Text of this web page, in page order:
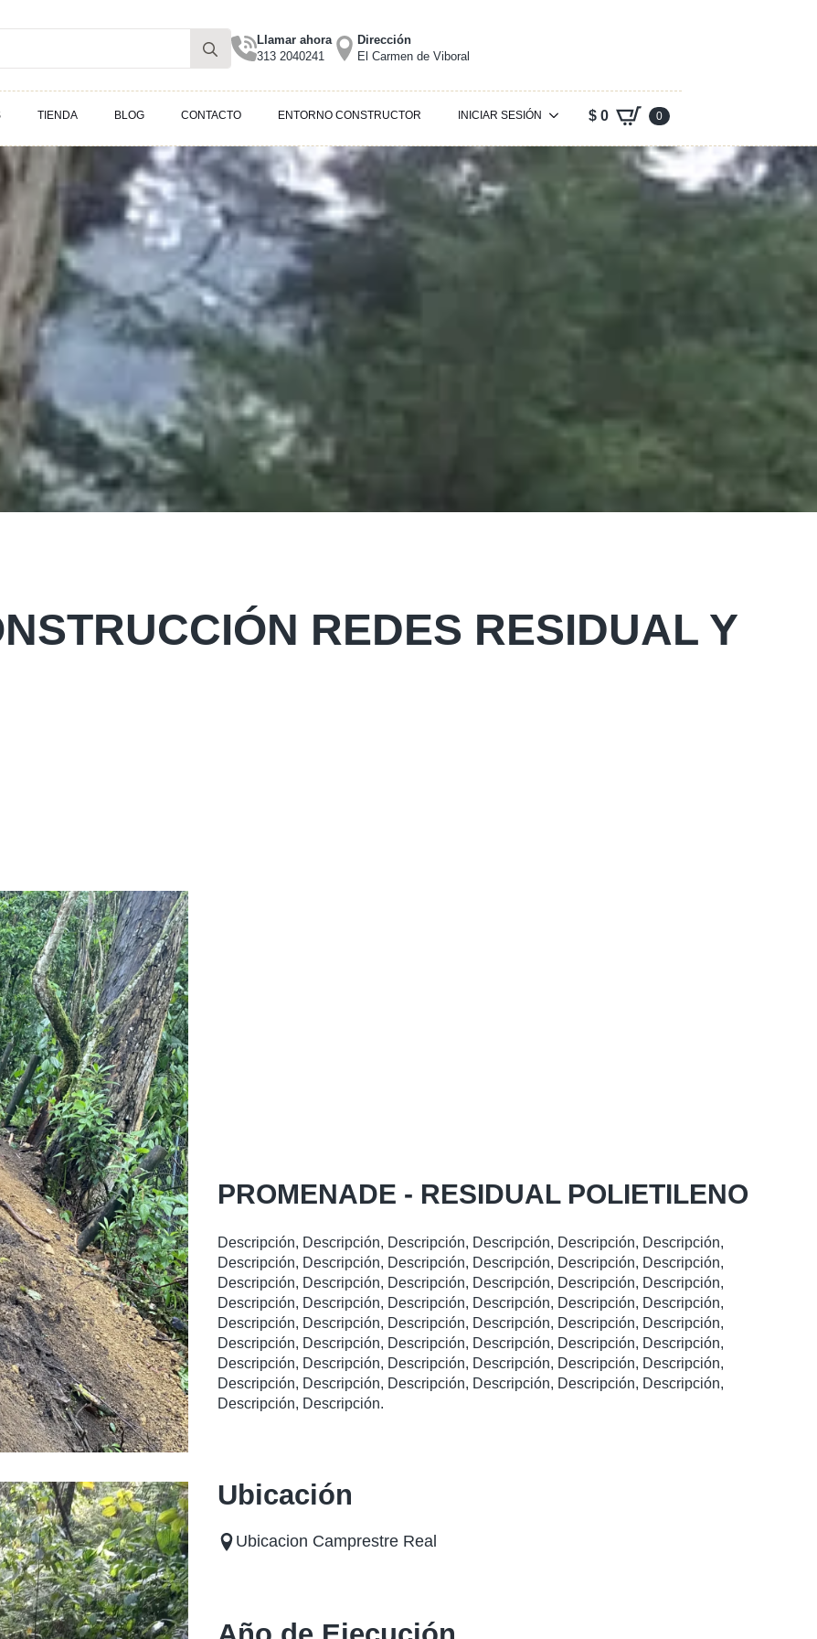
Search
for:
Llamar ahora
313 2040241
Dirección
El Carmen de Viboral
TIENDA BLOG CONTACTO ENTORNO CONSTRUCTOR INICIAR SESIÓN $0 0
REDES RESIDUAL Y
PROMENADE - RESIDUAL POLIETILENO
Descripción, Descripción, Descripción, Descripción, Descripción, Descripción,
Descripción, Descripción, Descripción, Descripción, Descripción, Descripción,
Descripción, Descripción, Descripción, Descripción, Descripción, Descripción,
Descripción, Descripción, Descripción, Descripción, Descripción, Descripción,
Descripción, Descripción, Descripción, Descripción, Descripción, Descripción,
Descripción, Descripción, Descripción, Descripción, Descripción, Descripción,
Descripción, Descripción, Descripción, Descripción, Descripción, Descripción,
Descripción, Descripción, Descripción, Descripción, Descripción, Descripción,
Descripción, Descripción.
Ubicación
Ubicacion Camprestre Real